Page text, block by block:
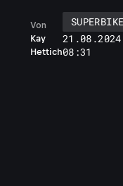
Kay
Hettich
Von
08:31